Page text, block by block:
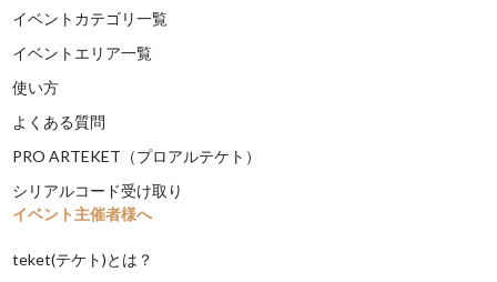
イベントカテゴリ一覧
イベントエリア一覧
使い方
よくある質問
PRO ARTEKET（プロアルテケト）
シリアルコード受け取り
イベント主催者様へ
teket(テケト)とは？